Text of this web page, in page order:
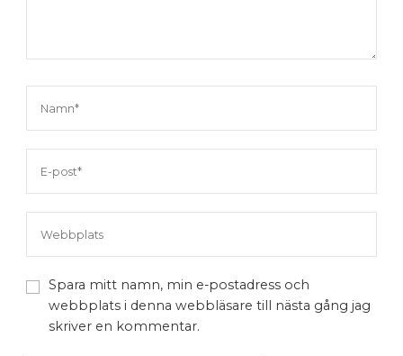
Spara mitt namn, min e-postadress och
webbplats i denna webbläsare till nästa gång jag
skriver en kommentar.